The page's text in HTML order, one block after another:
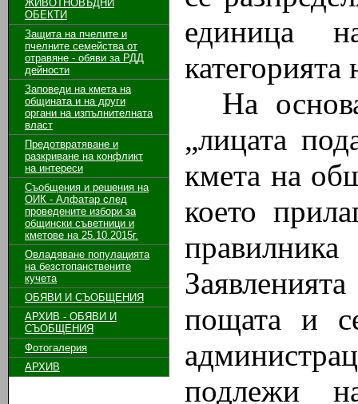
ЖИВОТНОВЪДНИ
ОБЕКТИ
Защита на пчелите и
пчелните семейства от
отравяне - обяви за РДД
дейности
Заповеди на кмета на
общината и на други
органи на изпълнителната
власт
Предотвратяване и
разкриване на конфликт
на интереси
Съобщения и решения на
ОИК - Алфатар след
проведените избори за
общински съветници и
кметове на 25.10.2015г.
Овладяване популацията
на безстопанствените
кучета
ОБЯВИ И СЪОБЩЕНИЯ
АРХИВ - ОБЯВИ И
СЪОБЩЕНИЯ
Фотогалерия
АРХИВ
единица
На
„лицата
кмета на
което
пощата и
подлежи